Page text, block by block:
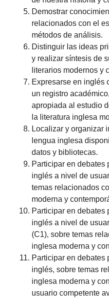
Demostrar
relacionados con el
métodos de análisis.
Distinguir las ideas
y realizar síntesis de
literarios modernos y
Expresarse en inglés
un registro
apropiada al estudio
la literatura inglesa
Localizar y organizar
lengua inglesa
datos y bibliotecas.
Participar en debates
inglés a nivel de
temas relacionados
moderna y
Participar en debates
inglés a nivel de
(C1), sobre temas
inglesa moderna y
Participar en debates
inglés, sobre temas
inglesa moderna y
usuario competente